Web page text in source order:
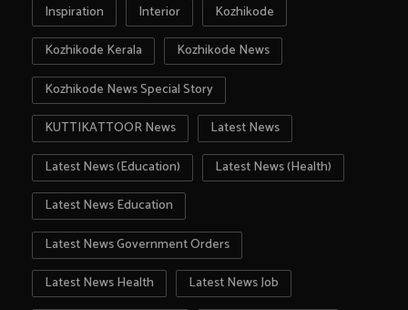
Inspiration
Interior
Kozhikode
Kozhikode Kerala
Kozhikode News
Kozhikode News Special Story
KUTTIKATTOOR News
Latest News
Latest News (Education)
Latest News (Health)
Latest News Education
Latest News Government Orders
Latest News Health
Latest News Job